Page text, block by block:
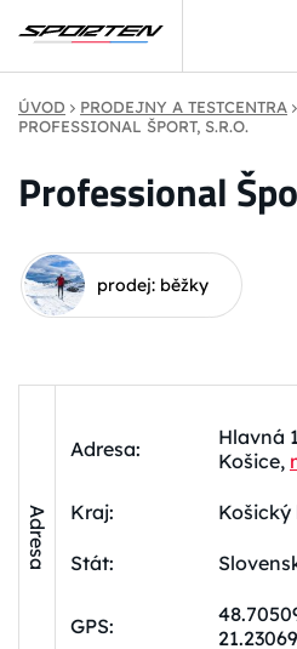
ÚVOD PRODEJNY A TESTCENTRA
PROFESSIONAL ŠPORT, S.R.O.
Professional
prodej: běžky
Adresa
Adresa:
Hlavná
Košice,
Kraj: Košický
Stát:
GPS: